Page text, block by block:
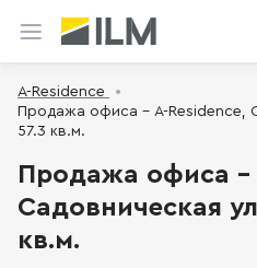
A-Residence
Продажа офиса - A-Residence,
57.3 кв.м.
Продажа офиса -
Садовническая
кв.м.